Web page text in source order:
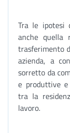
Tra le ipotesi
anche quella
trasferimento
azienda, a
sorretto da
e produttive e
tra la
lavoro.